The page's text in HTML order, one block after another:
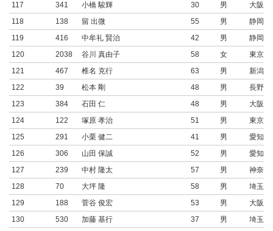
117
341 小橋 駿輝 30 男
大阪府
118
138 留 出微 55 男
静岡県
119
416 中牟礼 賢治 42 男
静岡県
120
2038 谷川 真由子 58 女
東京都
121
467 椎名 克行 63 男
新潟県
122
39 松本 剛 48 男
長野県
123
384 石田 仁 48 男
大阪府
124
122 塚原 孝治 51 男
東京都
125
291 小栗 健二 41 男
愛知県
126
306 山田 保誠 52 男
愛知県
127
239 中村 隆太 57 男
神奈川
128
70 大坪 隆 58 男
埼玉県
129
188 菅谷 俊宏 53 男
大阪府
130
530 加藤 基行 37 男
埼玉県